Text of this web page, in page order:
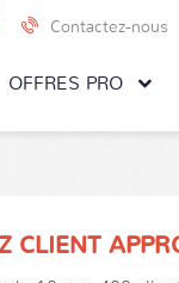
OFFRES PRO
Contactez-nous
CLIENT